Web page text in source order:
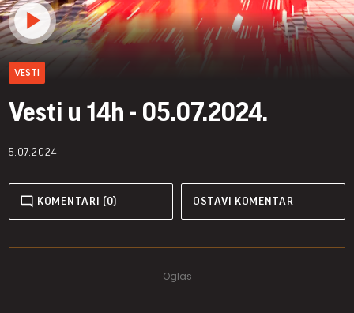
VESTI
Vesti u 14h - 05.07.2024.
5.07.2024.
KOMENTARI (0) OSTAVI KOMENTAR